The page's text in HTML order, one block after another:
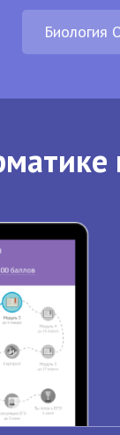
Биология